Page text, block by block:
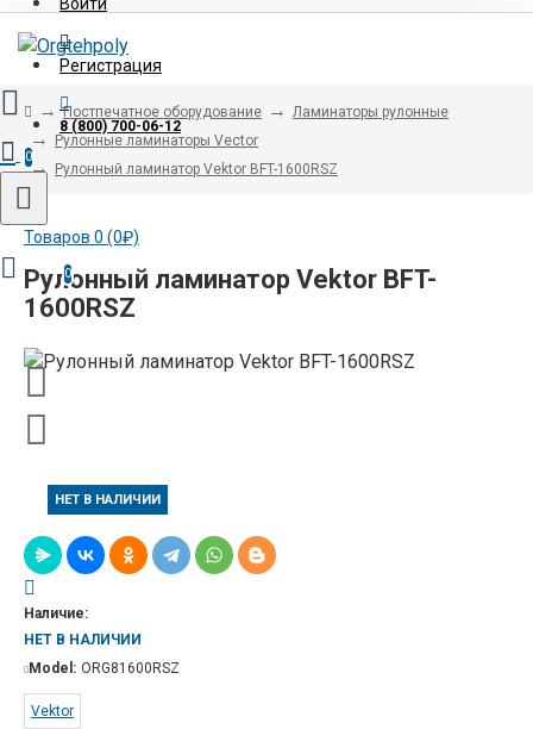
Регистрация
8 (800) 700-06-12
0
Товаров 0 (0₽)
0
Постпечатное оборудование
Ламинаторы рулонные
Рулонные ламинаторы Vector
Рулонный ламинатор Vektor BFT-1600RSZ
Рулонный ламинатор Vektor BFT-
1600RSZ
НЕТ В НАЛИЧИИ
Наличие:
НЕТ В НАЛИЧИИ
Model: ORG81600RSZ
Vektor